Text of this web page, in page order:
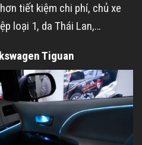
tiết kiệm chi phí, chủ xe
loại 1, da Thái Lan,…
Tiguan